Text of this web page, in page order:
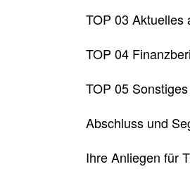
TOP 03 Aktuelles
TOP 04
TOP 05 Sonstiges
Abschluss und
Ihre Anliegen für